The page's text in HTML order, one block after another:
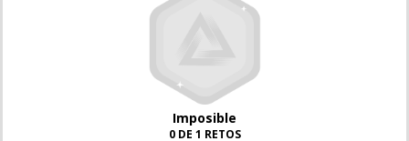
Imposible
0 DE 1 RETOS